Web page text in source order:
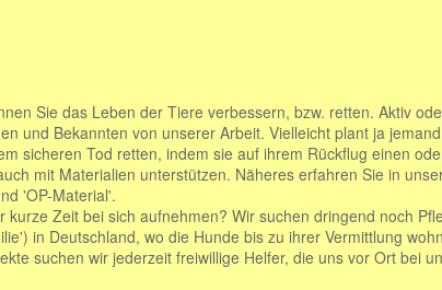
Sie das Leben der Tiere verbessern, bzw. retten. Aktiv
und Bekannten von unserer Arbeit. Vielleicht plant ja
sicheren Tod retten, indem sie auf ihrem Rückflug einen
mit Materialien unterstützen. Näheres erfahren Sie in
'OP-Material'.
kurze Zeit bei sich aufnehmen? Wir suchen dringend noch
in Deutschland, wo die Hunde bis zu ihrer Vermittlung
suchen wir jederzeit freiwillige Helfer, die uns vor Ort bei